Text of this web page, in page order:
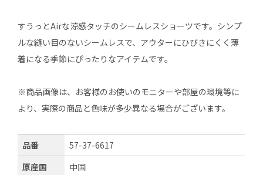
すうっとAirな涼感タッチのシームレスショーツです。シンプ
ルな縫い目のないシームレスで、アウターにひびきにくく薄
着になる季節にぴったりなアイテムです。
※商品画像は、お客様のお使いのモニターや部屋の環境等に
より、実際の商品と色味が多少異なる場合がございます。
品番
57-37-6617
原産国
中国